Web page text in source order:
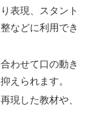
表現、スタント
などに利用でき
わせて口の動き
えられます。
現した教材や、